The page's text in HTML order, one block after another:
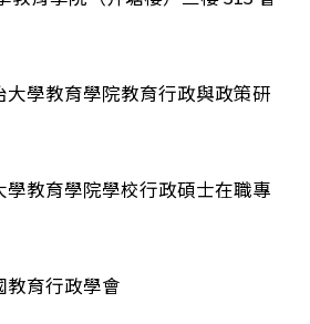
學教育學院教育行政與政策研
學院學校行政碩士在職專
教育行政學會